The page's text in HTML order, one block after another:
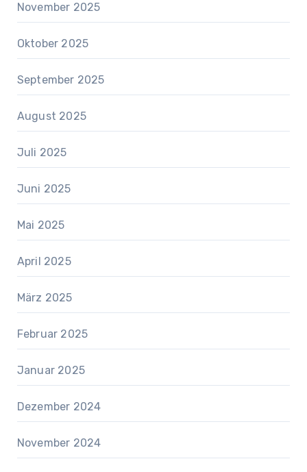
November 2025
Oktober 2025
September 2025
August 2025
Juli 2025
Juni 2025
Mai 2025
April 2025
März 2025
Februar 2025
Januar 2025
Dezember 2024
November 2024